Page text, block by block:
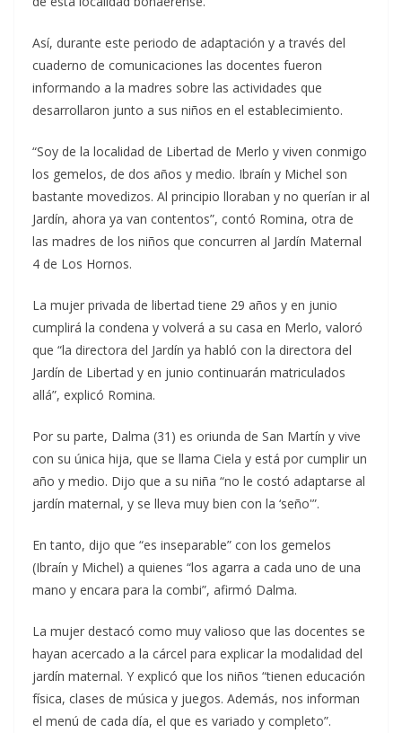
Así, durante este periodo de adaptación y a través del
cuaderno de comunicaciones las docentes fueron
informando a la madres sobre las actividades que
desarrollaron junto a sus niños en el establecimiento.
“Soy de la localidad de Libertad de Merlo y viven conmigo
los gemelos, de dos años y medio. Ibraín y Michel son
bastante movedizos. Al principio lloraban y no querían ir al
Jardín, ahora ya van contentos”, contó Romina, otra de
las madres de los niños que concurren al Jardín Maternal
4 de Los Hornos.
La mujer privada de libertad tiene 29 años y en junio
cumplirá la condena y volverá a su casa en Merlo, valoró
que “la directora del Jardín ya habló con la directora del
Jardín de Libertad y en junio continuarán matriculados
allá”, explicó Romina.
Por su parte, Dalma (31) es oriunda de San Martín y vive
con su única hija, que se llama Ciela y está por cumplir un
año y medio. Dijo que a su niña “no le costó adaptarse al
jardín maternal, y se lleva muy bien con la ‘seño'”.
En tanto, dijo que “es inseparable” con los gemelos
(Ibraín y Michel) a quienes “los agarra a cada uno de una
mano y encara para la combi”, afirmó Dalma.
La mujer destacó como muy valioso que las docentes se
hayan acercado a la cárcel para explicar la modalidad del
jardín maternal. Y explicó que los niños “tienen educación
física, clases de música y juegos. Además, nos informan
el menú de cada día, el que es variado y completo”.